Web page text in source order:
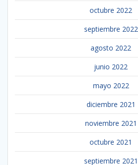
octubre 2022
septiembre 2022
agosto 2022
junio 2022
mayo 2022
diciembre 2021
noviembre 2021
octubre 2021
septiembre 2021